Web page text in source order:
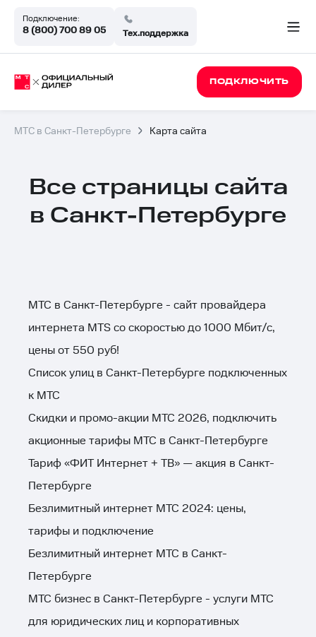
Подключение:
8 (800) 700 89 05 Тех.поддержка
ПОДКЛЮЧИТЬ
МТС в Санкт-Петербурге Карта сайта
Все страницы сайта
в Санкт-Петербурге
МТС в Санкт-Петербурге - сайт провайдера
интернета MTS со скоростью до 1000 Мбит/с,
цены от 550 руб!
Список улиц в Санкт-Петербурге подключенных
к МТС
Скидки и промо-акции МТС 2026, подключить
акционные тарифы МТС в Санкт-Петербурге
Тариф «ФИТ Интернет + ТВ» — акция в Санкт-
Петербурге
Безлимитный интернет МТС 2024: цены,
тарифы и подключение
Безлимитный интернет МТС в Санкт-
Петербурге
МТС бизнес в Санкт-Петербурге - услуги МТС
для юридических лиц и корпоративных